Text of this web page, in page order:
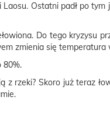
Ostatni padł po
Do tego kryzysu
zmienia się temperatura
80%.
rzeki? Skoro już teraz